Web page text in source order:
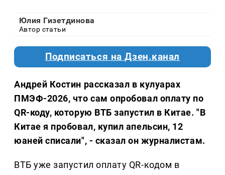
Юлия Гизетдинова
Автор статьи
Подписаться на Дзен.канал
Андрей Костин рассказал в кулуарах
ПМЭФ-2026, что сам опробовал оплату по
QR-коду, которую ВТБ запустил в Китае. "В
Китае я пробовал, купил апельсин, 12
юаней списали", - сказал он журналистам.
ВТБ уже запустил оплату QR-кодом в